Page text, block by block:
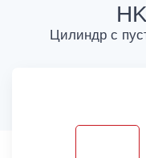
Цилиндр с